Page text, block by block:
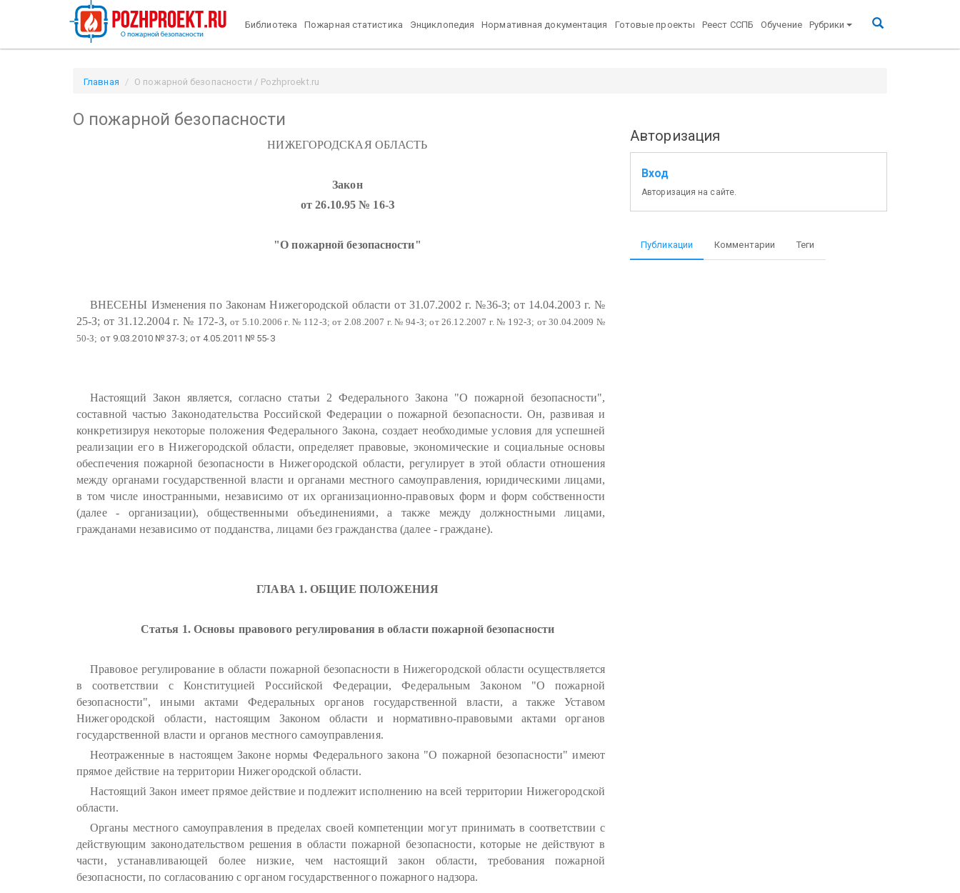
Библиотека Пожарная статистика Энциклопедия Нормативная документация Готовые проекты Реест ССПБ Обучение Рубрики
Главная О пожарной безопасности / Pozhproekt.ru
О пожарной безопасности
НИЖЕГОРОДСКАЯ ОБЛАСТЬ
Закон
от 26.10.95 № 16-З
"О пожарной безопасности"
ВНЕСЕНЫ Изменения по Законам Нижегородской области от 31.07.2002 г. №36-З; от 14.04.2003 г. №
25-З; от 31.12.2004 г. № 172-З,от 5.10.2006 г. № 112-З; от 2.08.2007 г. № 94-З; от 26.12.2007 г. № 192-З; от 30.04.2009 №
50-З; от 9.03.2010 № 37-З; от 4.05.2011 № 55-З
Настоящий Закон является, согласно статьи 2 Федерального Закона "О пожарной безопасности",
составной частью Законодательства Российской Федерации о пожарной безопасности. Он, развивая и
конкретизируя некоторые положения Федерального Закона, создает необходимые условия для успешней
реализации его в Нижегородской области, определяет правовые, экономические и социальные основы
обеспечения пожарной безопасности в Нижегородской области, регулирует в этой области отношения
между органами государственной власти и органами местного самоуправления, юридическими лицами,
в том числе иностранными, независимо от их организационно-правовых форм и форм собственности
(далее - организации), общественными объединениями, а также между должностными лицами,
гражданами независимо от подданства, лицами без гражданства (далее - граждане).
ГЛАВА 1. ОБЩИЕ ПОЛОЖЕНИЯ
Статья 1. Основы правового регулирования в области пожарной безопасности
Правовое регулирование в области пожарной безопасности в Нижегородской области осуществляется
в соответствии с Конституцией Российской Федерации, Федеральным Законом "О пожарной
безопасности", иными актами Федеральных органов государственной власти, а также Уставом
Нижегородской области, настоящим Законом области и нормативно-правовыми актами органов
государственной власти и органов местного самоуправления.
Неотраженные в настоящем Законе нормы Федерального закона "О пожарной безопасности" имеют
прямое действие на территории Нижегородской области.
Настоящий Закон имеет прямое действие и подлежит исполнению на всей территории Нижегородской
области.
Органы местного самоуправления в пределах своей компетенции могут принимать в соответствии с
действующим законодательством решения в области пожарной безопасности, которые не действуют в
части, устанавливающей более низкие, чем настоящий закон области, требования пожарной
безопасности, по согласованию с органом государственного пожарного надзора.
Авторизация
Вход
Авторизация на сайте.
Публикации Комментарии Теги